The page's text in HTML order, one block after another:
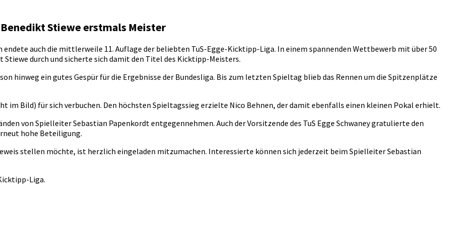
Stiewe erstmals Meister
endete auch die mittlerweile 11. Auflage der beliebten TuS-Egge-Kicktipp-Liga. In einem spannenden Wettbewerb mit über 50
durch und sicherte sich damit den Titel des Kicktipp-Meisters.
hinweg ein gutes Gespür für die Ergebnisse der Bundesliga. Bis zum letzten Spieltag blieb das Rennen um die Spitzenplätze
im Bild) für sich verbuchen. Den höchsten Spieltagssieg erzielte Nico Behnen, der damit ebenfalls einen kleinen Pokal erhielt.
von Spielleiter Sebastian Papenkordt entgegennehmen. Auch der Vorsitzende des TuS Egge Schwaney gratulierte den
hohe Beteiligung.
stellen möchte, ist herzlich eingeladen mitzumachen. Interessierte können sich jederzeit beim Spielleiter Sebastian
Liga.